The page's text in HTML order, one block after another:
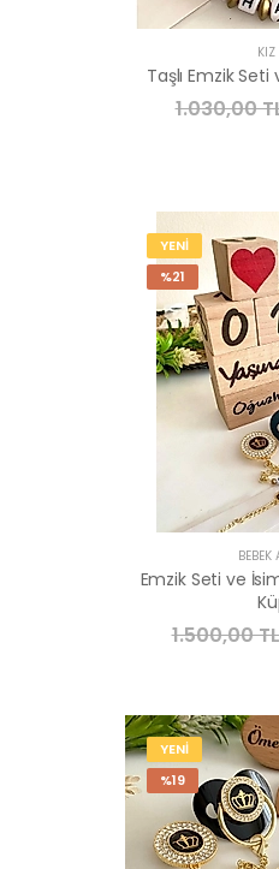
KIZ
Taşlı Emzik Seti
1.030,00
YENİ
%21
Emzik Seti ve
1.500,00 TL
YENİ
%19